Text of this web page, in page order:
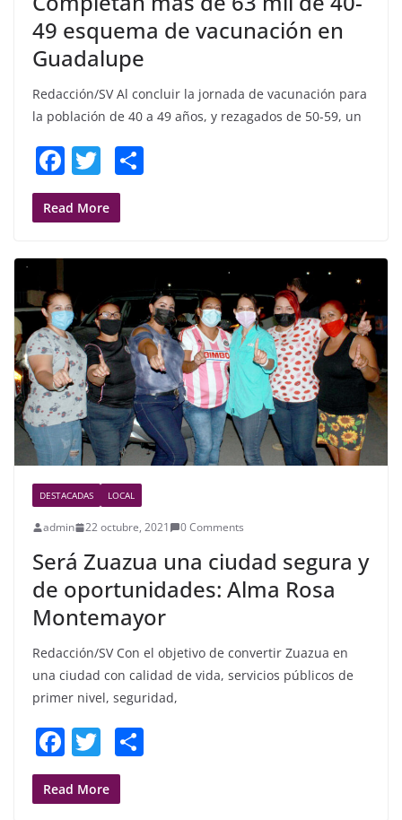
49 esquema de vacunación en
Guadalupe
Redacción/SV Al concluir la jornada de vacunación para
la población de 40 a 49 años, y rezagados de 50-59, un
F
a
c
o
o
k
T
w
itt
Read More
DESTACADAS LOCAL
admin 22 octubre, 2021 0 Comments
Será Zuazua una ciudad segura y
de oportunidades: Alma Rosa
Montemayor
Redacción/SV Con el objetivo de convertir Zuazua en
una ciudad con calidad de vida, servicios públicos de
primer nivel, seguridad,
F
a
c
T
w
itt
Read More